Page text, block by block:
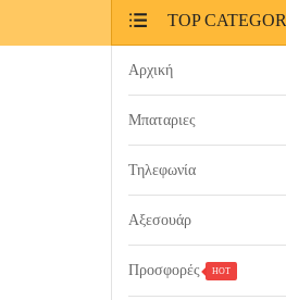
TOP
Αρχική
Μπαταριες
Τηλεφωνία
Αξεσουάρ
Προσφορές HOT